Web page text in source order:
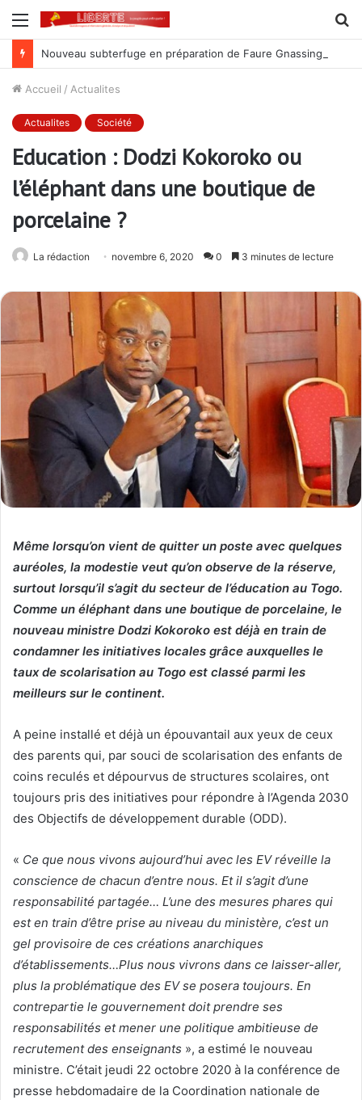
Menu
Accueil / Actualites
Actualites Société
Education : Dodzi Kokoroko ou
l’éléphant dans une boutique de
porcelaine ?
La rédaction novembre 6, 2020 0 3 minutes de lecture
Même lorsqu’on vient de quitter un poste avec quelques
auréoles, la modestie veut qu’on observe de la réserve,
surtout lorsqu’il s’agit du secteur de l’éducation au Togo.
Comme un éléphant dans une boutique de porcelaine, le
nouveau ministre Dodzi Kokoroko est déjà en train de
condamner les initiatives locales grâce auxquelles le
taux de scolarisation au Togo est classé parmi les
meilleurs sur le continent.
A peine installé et déjà un épouvantail aux yeux de ceux
des parents qui, par souci de scolarisation des enfants de
coins reculés et dépourvus de structures scolaires, ont
toujours pris des initiatives pour répondre à l’Agenda 2030
des Objectifs de développement durable (ODD).
« Ce que nous vivons aujourd’hui avec les EV réveille la
conscience de chacun d’entre nous. Et il s’agit d’une
responsabilité partagée… L’une des mesures phares qui
est en train d’être prise au niveau du ministère, c’est un
gel provisoire de ces créations anarchiques
d’établissements…Plus nous vivrons dans ce laisser-aller,
plus la problématique des EV se posera toujours. En
contrepartie le gouvernement doit prendre ses
responsabilités et mener une politique ambitieuse de
recrutement des enseignants », a estimé le nouveau
ministre. C’était jeudi 22 octobre 2020 à la conférence de
presse hebdomadaire de la Coordination nationale de